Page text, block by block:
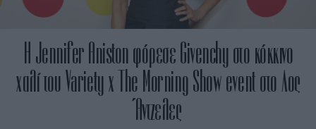
H Jennifer Aniston φόρεσε Givenchy στο κόκκινο
χαλί του Variety x The Morning Show event στο Λος
Άντζελες